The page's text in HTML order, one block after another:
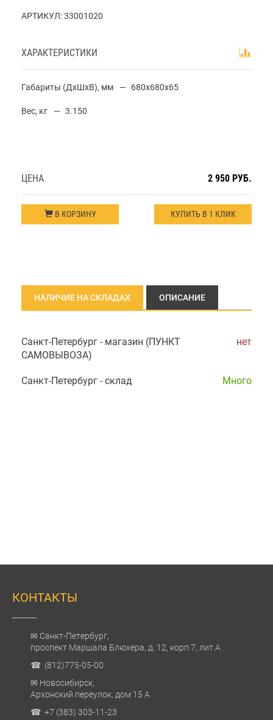
АРТИКУЛ:33001020
ХАРАКТЕРИСТИКИ
Габариты (ДхШхВ), мм 680x680x65
Вес, кг 3.150
ЦЕНА 2 950 РУБ.
В КОРЗИНУ КУПИТЬ В 1 КЛИК
НАЛИЧИЕ НА СКЛАДАХ ОПИСАНИЕ
Санкт-Петербург - магазин (ПУНКТ
САМОВЫВОЗА)
нет
Санкт-Петербург - склад Много
КОНТАКТЫ
✉ Санкт-Петербург,
проспект Маршала Блюхера, д. 12, корп.7, лит.А
☎ (812)775-05-00
✉ Новосибирск,
Архонский переулок, дом 15 А
☎ +7 (383) 303-11-23